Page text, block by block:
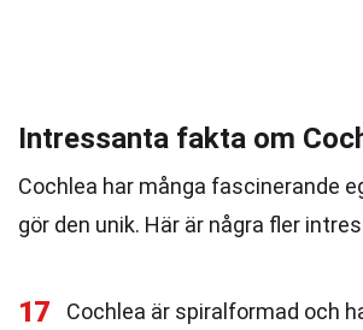
Intressanta fakta om
Cochlea har många fascinerande
gör den unik. Här är några fler
17
Cochlea är spiralformad och